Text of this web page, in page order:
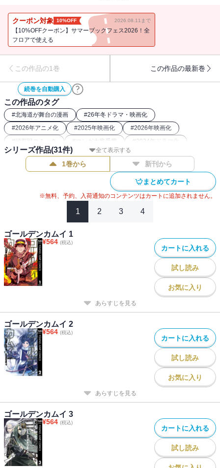
開幕ッ!!!!
クーポン対象 10%OFF 2026.08.11まで
【10%OFFクーポン】サマーブックフェス2026！全
フロアで使える
この作品の1巻 この作品の最新巻
続巻を自動購入
この作品のタグ
#北海道が舞台の漫画 #26年冬ドラマ・映画化
#2026年アニメ化 #2025年映画化 #2026年映画化
# 頭脳戦コミック # マンガ大賞受賞 #2024年ドラマ化
#バディコミック #刑務所 #2023年アニメ化
2018年アニメ化 # 2022年アニメ化
#
最強主人公コミック
2020年アニメ化 # 2024年映画化
全て表示する
シリーズ作品(31件)
1巻から 新刊から
まとめてカート
※無料、予約、入荷通知のコンテンツはカートに追加されません。
1 2 3 4
ゴールデンカムイ 1
¥564 (税込)
カートに入れる
試し読み
お気に入り
あらすじを見る
ゴールデンカムイ 2
¥564 (税込)
カートに入れる
試し読み
お気に入り
あらすじを見る
ゴールデンカムイ 3
¥564 (税込)
カートに入れる
試し読み